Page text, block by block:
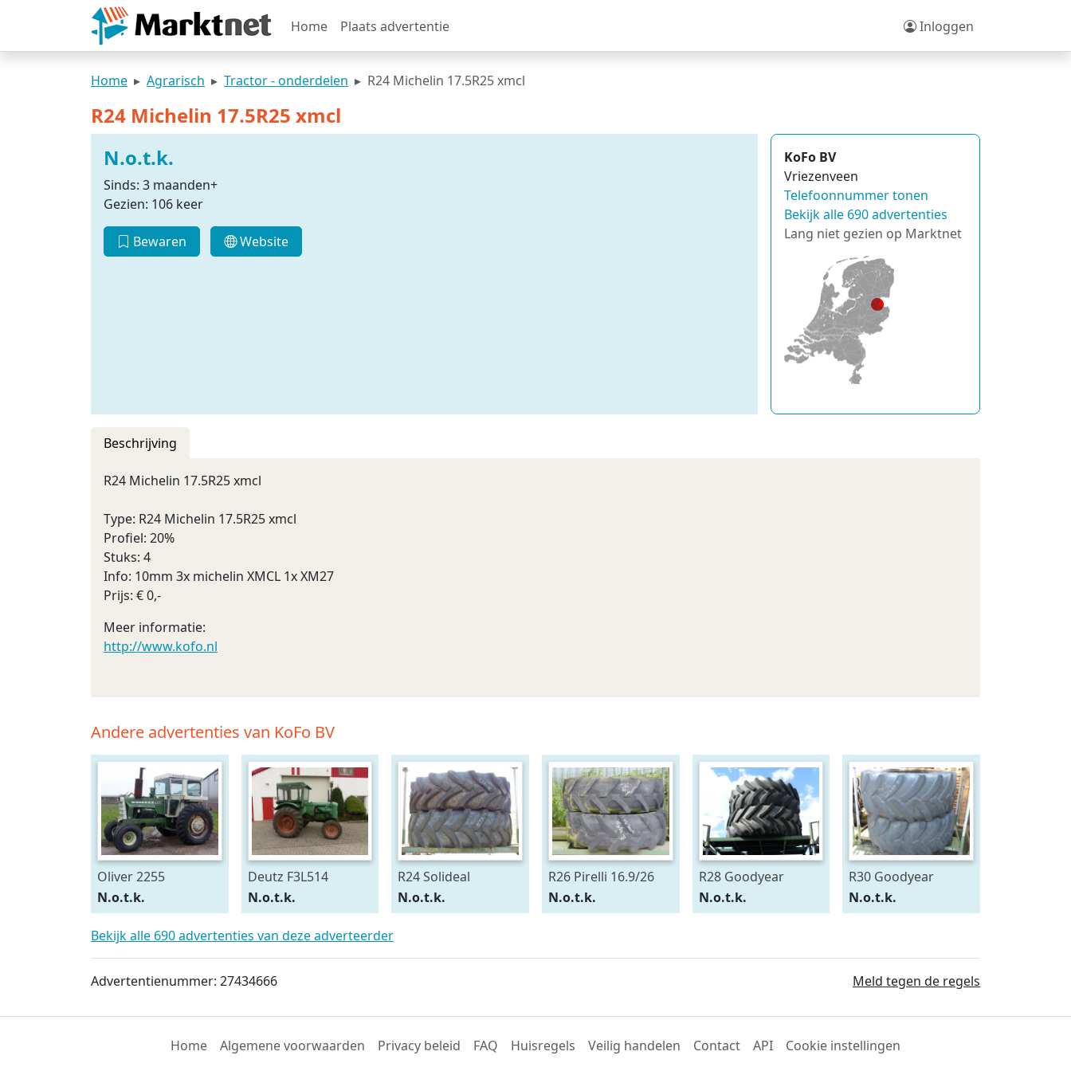
Home Plaats advertentie Inloggen
Home Agrarisch Tractor - onderdelen R24 Michelin 17.5R25 xmcl
R24 Michelin 17.5R25 xmcl
N.o.t.k.
Sinds: 3 maanden+
Gezien: 106 keer
Bewaren Website
KoFo BV
Vriezenveen
Telefoonnummer tonen
Bekijk alle 690 advertenties
Lang niet gezien op Marktnet
Beschrijving
R24 Michelin 17.5R25 xmcl
Type: R24 Michelin 17.5R25 xmcl
Profiel: 20%
Stuks: 4
Info: 10mm 3x michelin XMCL 1x XM27
Prijs: € 0,-
Meer informatie:
http://www.kofo.nl
Andere advertenties van KoFo BV
Oliver 2255
N.o.t.k.
Deutz F3L514
N.o.t.k.
R24 Solideal
15.5/80R24
N.o.t.k.
R26 Pirelli 16.9/26
N.o.t.k.
R28 Goodyear
540/75R28
N.o.t.k.
R30 Goodyear
600/70R30
N.o.t.k.
Bekijk alle 690 advertenties van deze adverteerder
Advertentienummer: 27434666 Meld tegen de regels
Home Algemene voorwaarden Privacy beleid FAQ Huisregels Veilig handelen Contact API Cookie instellingen